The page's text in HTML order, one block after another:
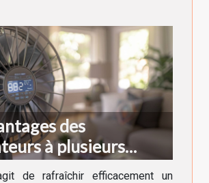
des
à plusieurs
et fonctions turbo
de rafraîchir efficacement un